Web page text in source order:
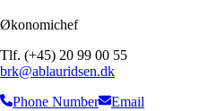
Økonomichef
Tlf. (+45) 20 99 00 55
brk@ablauridsen.dk
Phone Number
Email